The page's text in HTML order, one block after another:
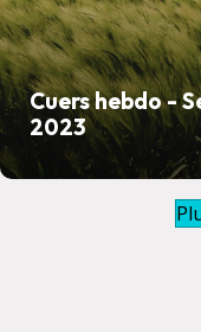
Cuers hebdo -
2023